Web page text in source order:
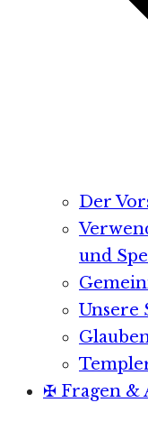
Der
und
Unsere
✠ Fragen &